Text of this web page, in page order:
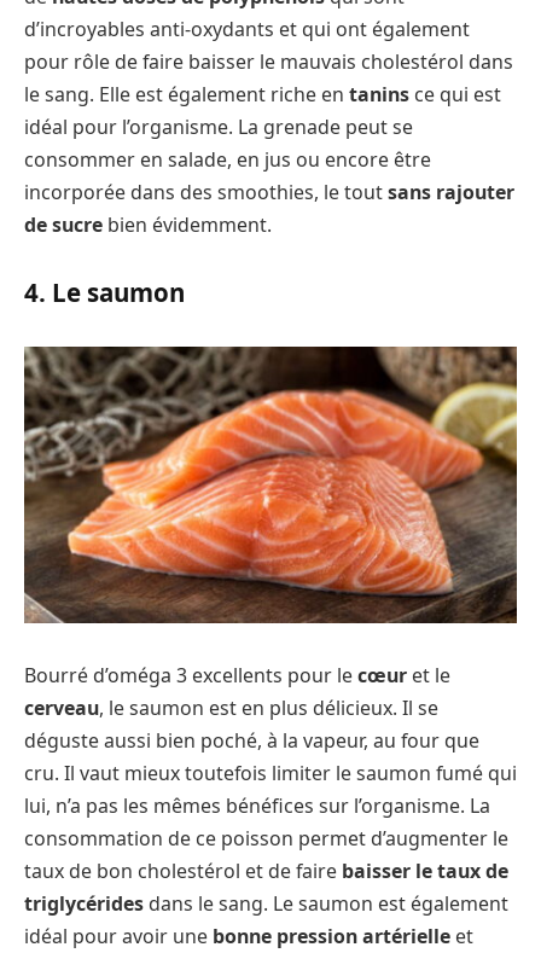
d’incroyables anti-oxydants et qui ont également
pour rôle de faire baisser le mauvais cholestérol dans
le sang. Elle est également riche en tanins ce qui est
idéal pour l’organisme. La grenade peut se
consommer en salade, en jus ou encore être
incorporée dans des smoothies, le toutsans rajouter
de sucre bien évidemment.
4. Le saumon
Bourré d’oméga 3 excellents pour lecœur et le
cerveau, le saumon est en plus délicieux. Il se
déguste aussi bien poché, à la vapeur, au four que
cru. Il vaut mieux toutefois limiter le saumon fumé qui
lui, n’a pas les mêmes bénéfices sur l’organisme. La
consommation de ce poisson permet d’augmenter le
taux de bon cholestérol et de faire baisser le taux de
triglycérides dans le sang. Le saumon est également
idéal pour avoir une bonne pression artérielle et